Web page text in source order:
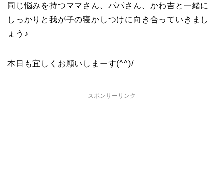
同じ悩みを持つママさん、パパさん、かわ吉と一緒に
しっかりと我が子の寝かしつけに向き合っていきまし
ょう♪
本日も宜しくお願いしまーす(^^)/
スポンサーリンク